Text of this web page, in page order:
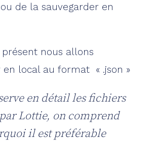
de la sauvegarder en
présent nous allons
en local au format « .json »
en détail les fichiers
Lottie, on comprend
il est préférable